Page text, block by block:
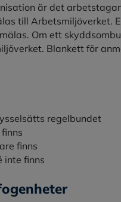
är det
till Arbetsmiljöverket.
Om ett
Blankett för
regelbundet
finns
inte finns